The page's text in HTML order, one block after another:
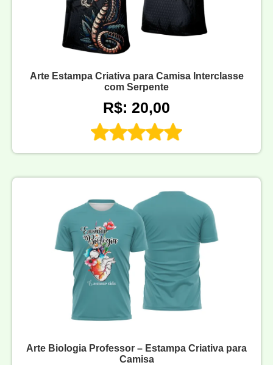
Arte Estampa Criativa para Camisa Interclasse
com Serpente
R$: 20,00
Arte Biologia Professor – Estampa Criativa para
Camisa